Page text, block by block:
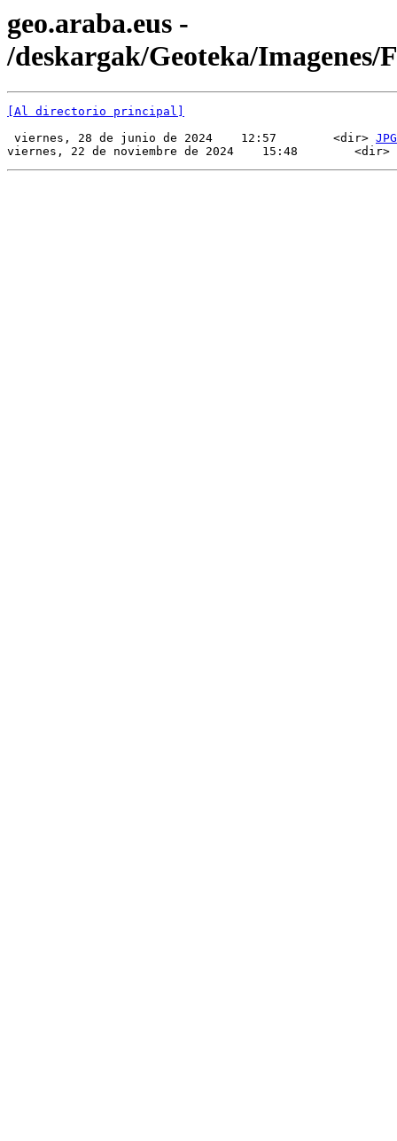
geo.araba.eus -
/deskargak/Geoteka/Imagenes/
[Al directorio principal]
viernes, 28 de junio de 2024    12:57        <dir> JPG
viernes, 22 de noviembre de 2024    15:48        <dir>